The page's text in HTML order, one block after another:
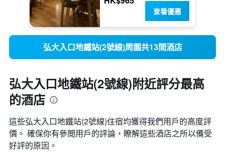
查看優惠
弘大入口地鐵站(2號線)周圍共13間酒店
弘大入口地鐵站(2號線)附近評分最高
的酒店
這些弘大入口地鐵站(2號線)​住宿均獲得我們用戶的高度評
價。 確保你有參閲用戶的評論，瞭解這些酒店之所以備受
好評的原因。